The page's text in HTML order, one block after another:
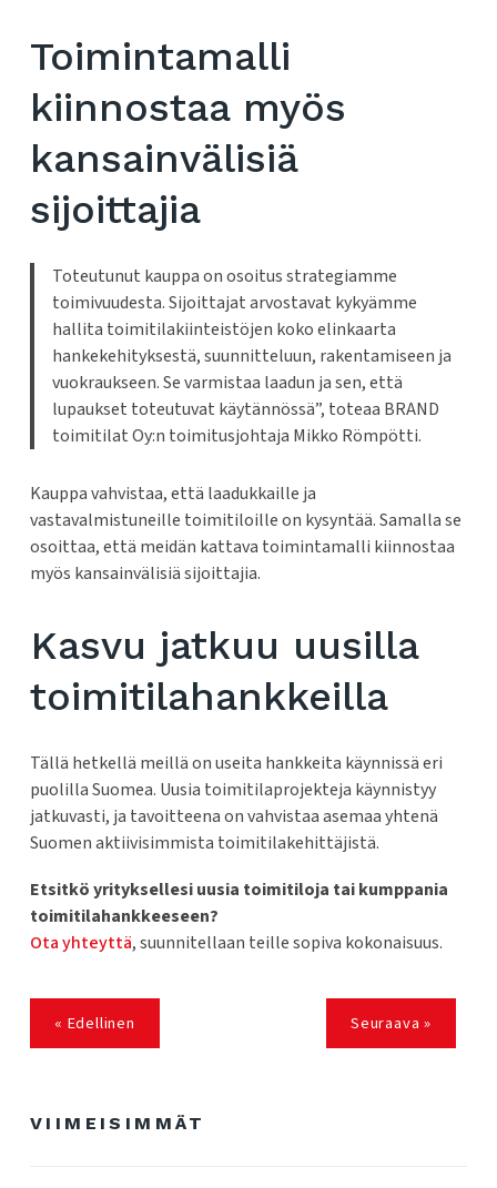
Toimintamalli
kiinnostaa myös
kansainvälisiä
sijoittajia
Toteutunut kauppa on osoitus strategiamme
toimivuudesta. Sijoittajat arvostavat kykyämme
hallita toimitilakiinteistöjen koko elinkaarta
hankekehityksestä, suunnitteluun, rakentamiseen ja
vuokraukseen. Se varmistaa laadun ja sen, että
lupaukset toteutuvat käytännössä”, toteaa BRAND
toimitilat Oy:n toimitusjohtaja Mikko Römpötti.
Kauppa vahvistaa, että laadukkaille ja
vastavalmistuneille toimitiloille on kysyntää. Samalla se
osoittaa, että meidän kattava toimintamalli kiinnostaa
myös kansainvälisiä sijoittajia.
Kasvu jatkuu uusilla
toimitilahankkeilla
Tällä hetkellä meillä on useita hankkeita käynnissä eri
puolilla Suomea. Uusia toimitilaprojekteja käynnistyy
jatkuvasti, ja tavoitteena on vahvistaa asemaa yhtenä
Suomen aktiivisimmista toimitilakehittäjistä.
Etsitkö yrityksellesi uusia toimitiloja tai kumppania
toimitilahankkeeseen?
Ota yhteyttä, suunnitellaan teille sopiva kokonaisuus.
« Edellinen Seuraava »
VIIMEISIMMÄT